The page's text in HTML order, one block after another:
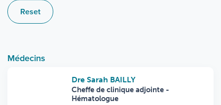
Reset
Médecins
Dre Sarah BAILLY
Cheffe de clinique adjointe -
Hématologue